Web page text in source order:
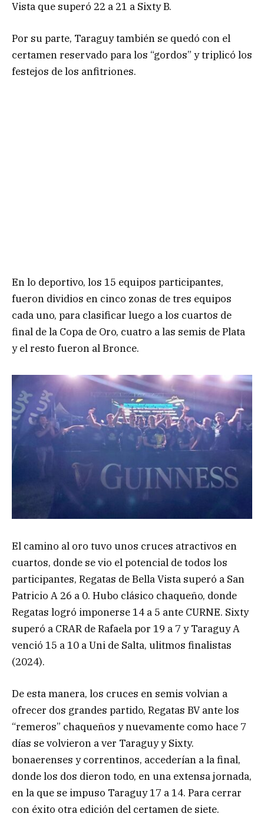
Vista que superó 22 a 21 a Sixty B.
Por su parte, Taraguy también se quedó con el
certamen reservado para los “gordos” y triplicó los
festejos de los anfitriones.
En lo deportivo, los 15 equipos participantes,
fueron dividios en cinco zonas de tres equipos
cada uno, para clasificar luego a los cuartos de
final de la Copa de Oro, cuatro a las semis de Plata
y el resto fueron al Bronce.
El camino al oro tuvo unos cruces atractivos en
cuartos, donde se vio el potencial de todos los
participantes, Regatas de Bella Vista superó a San
Patricio A 26 a 0. Hubo clásico chaqueño, donde
Regatas logró imponerse 14 a 5 ante CURNE. Sixty
superó a CRAR de Rafaela por 19 a 7 y Taraguy A
venció 15 a 10 a Uni de Salta, ulitmos finalistas
(2024).
De esta manera, los cruces en semis volvian a
ofrecer dos grandes partido, Regatas BV ante los
“remeros” chaqueños y nuevamente como hace 7
días se volvieron a ver Taraguy y Sixty.
bonaerenses y correntinos, accederían a la final,
donde los dos dieron todo, en una extensa jornada,
en la que se impuso Taraguy 17 a 14. Para cerrar
con éxito otra edición del certamen de siete.